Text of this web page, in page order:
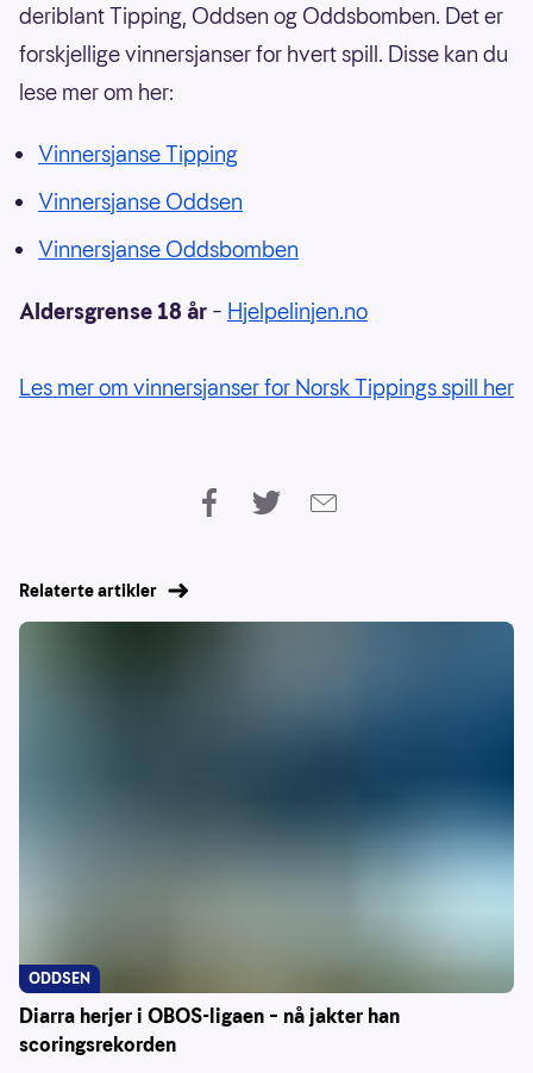
deriblant Tipping, Oddsen og Oddsbomben. Det er
forskjellige vinnersjanser for hvert spill. Disse kan du
lese mer om her:
Vinnersjanse Tipping
Vinnersjanse Oddsen
Vinnersjanse Oddsbomben
Aldersgrense 18 år – Hjelpelinjen.no
Les mer om vinnersjanser for Norsk Tippings spill her
Relaterte artikler
Diarra herjer i OBOS-ligaen – nå jakter han
scoringsrekorden
ODDSEN